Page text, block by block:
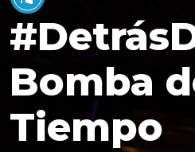
Bomba
Tiempo